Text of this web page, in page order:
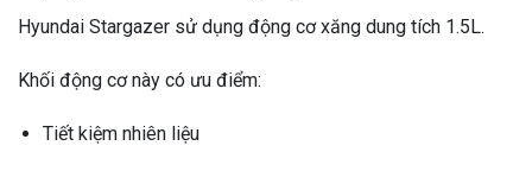
Hyundai Stargazer sử dụng động cơ xăng dung tích 1.5L.
Khối động cơ này có ưu điểm:
Tiết kiệm nhiên liệu